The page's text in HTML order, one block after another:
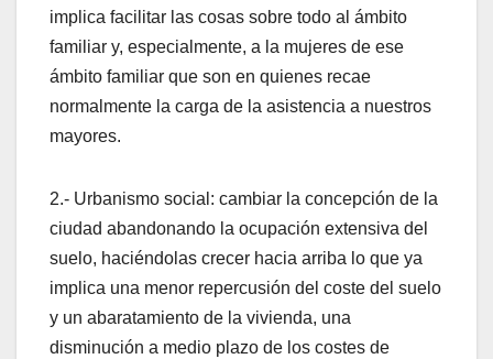
implica facilitar las cosas sobre todo al ámbito
familiar y, especialmente, a la mujeres de ese
ámbito familiar que son en quienes recae
normalmente la carga de la asistencia a nuestros
mayores.
2.- Urbanismo social: cambiar la concepción de la
ciudad abandonando la ocupación extensiva del
suelo, haciéndolas crecer hacia arriba lo que ya
implica una menor repercusión del coste del suelo
y un abaratamiento de la vivienda, una
disminución a medio plazo de los costes de